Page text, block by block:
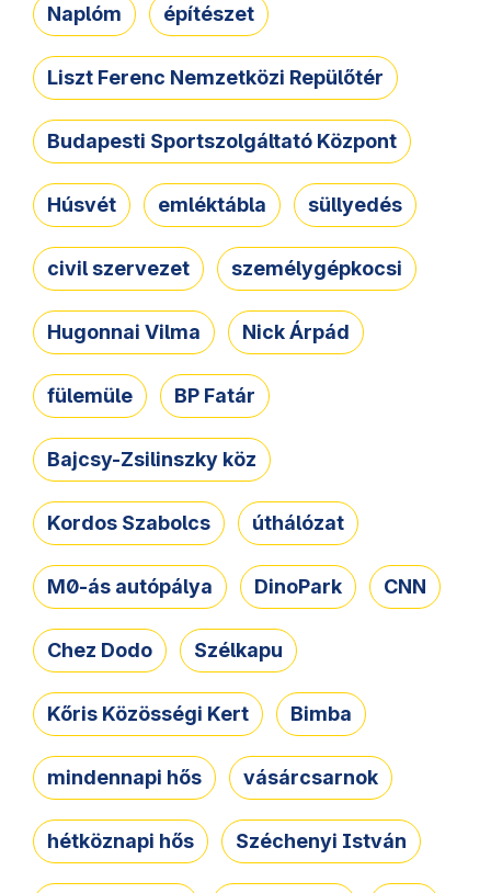
Naplóm építészet
Liszt Ferenc Nemzetközi Repülőtér
Budapesti Sportszolgáltató Központ
Húsvét emléktábla süllyedés
civil szervezet személygépkocsi
Hugonnai Vilma Nick Árpád
fülemüle BP Fatár
Bajcsy-Zsilinszky köz
Kordos Szabolcs úthálózat
M0-ás autópálya DinoPark CNN
Chez Dodo Szélkapu
Kőris Közösségi Kert Bimba
mindennapi hős vásárcsarnok
hétköznapi hős Széchenyi István